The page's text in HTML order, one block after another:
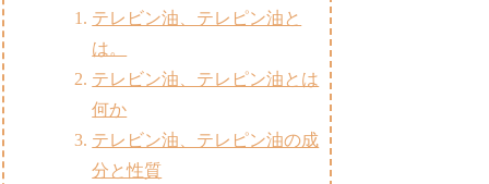
テレビン油、テレピン油と
は。
テレビン油、テレピン油とは
何か
テレビン油、テレピン油の成
分と性質